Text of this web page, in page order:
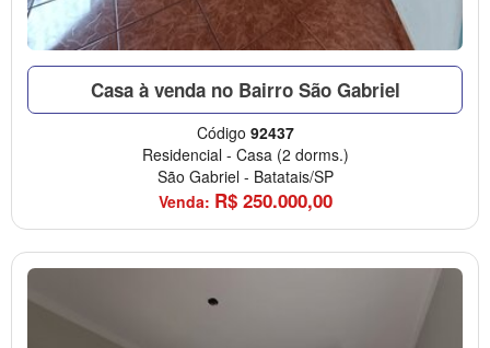
Casa à venda no Bairro São Gabriel
Código 92437
Residencial - Casa (2 dorms.)
São Gabriel - Batatais/SP
Venda: R$ 250.000,00